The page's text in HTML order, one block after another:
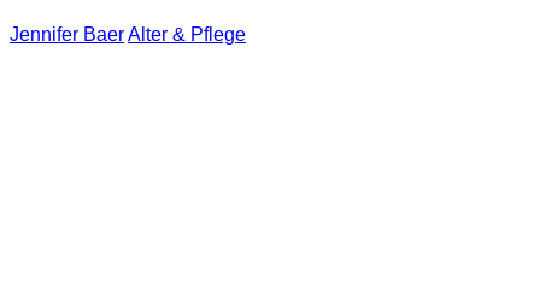
Jennifer BaerAlter & Pflege